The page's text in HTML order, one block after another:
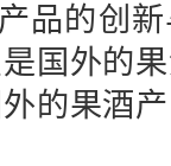
品的创
国外的
的果酒